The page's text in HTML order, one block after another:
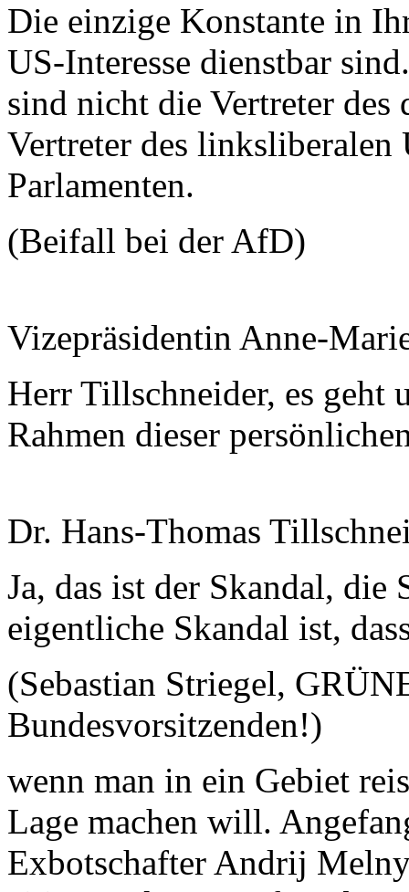
Die einzige Konstante in
US-Interesse dienstbar
sind nicht die Vertreter des
Vertreter des linksliberalen
Parlamenten.
(Beifall bei der AfD)
Vizepräsidentin Anne-
Herr Tillschneider, es geht
Rahmen dieser
Dr. Hans-Thomas
Ja, das ist der Skandal, die
eigentliche Skandal ist,
(Sebastian Striegel,
Bundesvorsitzenden!)
wenn man in ein Gebiet
Lage machen will.
Exbotschafter Andrij